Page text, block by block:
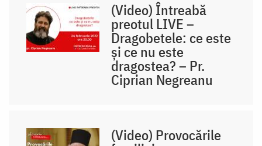
(Video) Întreabă
preotul LIVE –
Dragobetele: ce este
și ce nu este
dragostea? – Pr.
Ciprian Negreanu
(Video) Provocările